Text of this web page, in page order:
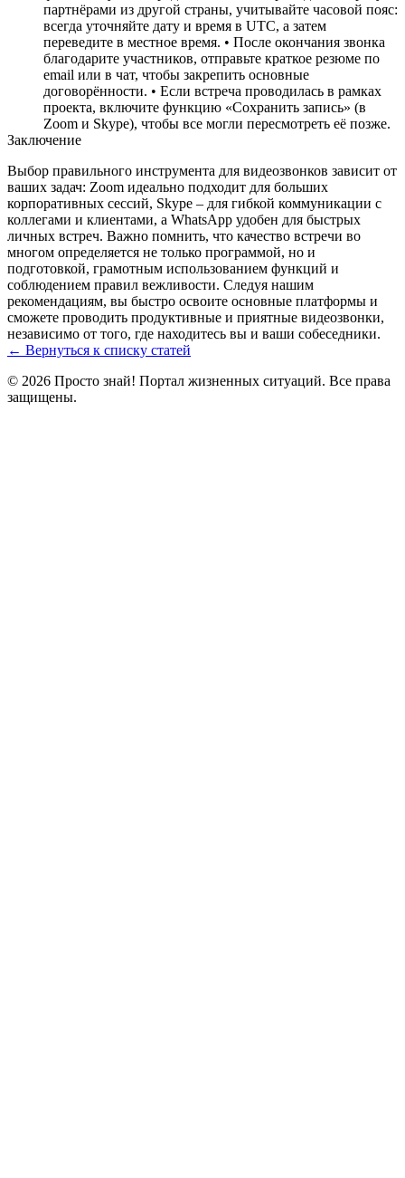
партнёрами из другой страны, учитывайте часовой пояс:
всегда уточняйте дату и время в UTC, а затем
переведите в местное время. • После окончания звонка
благодарите участников, отправьте краткое резюме по
email или в чат, чтобы закрепить основные
договорённости. • Если встреча проводилась в рамках
проекта, включите функцию «Сохранить запись» (в
Zoom и Skype), чтобы все могли пересмотреть её позже.
Заключение
Выбор правильного инструмента для видеозвонков зависит от
ваших задач: Zoom идеально подходит для больших
корпоративных сессий, Skype – для гибкой коммуникации с
коллегами и клиентами, а WhatsApp удобен для быстрых
личных встреч. Важно помнить, что качество встречи во
многом определяется не только программой, но и
подготовкой, грамотным использованием функций и
соблюдением правил вежливости. Следуя нашим
рекомендациям, вы быстро освоите основные платформы и
сможете проводить продуктивные и приятные видеозвонки,
независимо от того, где находитесь вы и ваши собеседники.
← Вернуться к списку статей
© 2026 Просто знай! Портал жизненных ситуаций. Все права
защищены.